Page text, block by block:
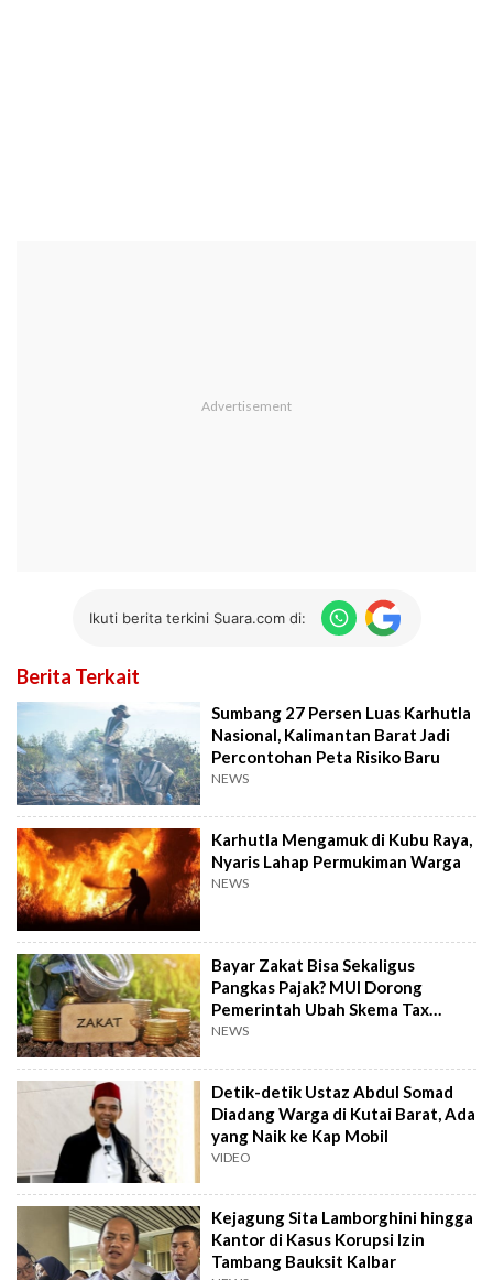
Ikuti berita terkini Suara.com di:
Berita Terkait
Sumbang 27 Persen Luas Karhutla
Nasional, Kalimantan Barat Jadi
Percontohan Peta Risiko Baru
NEWS
Karhutla Mengamuk di Kubu Raya,
Nyaris Lahap Permukiman Warga
NEWS
Bayar Zakat Bisa Sekaligus
Pangkas Pajak? MUI Dorong
Pemerintah Ubah Skema Tax
Credit
NEWS
Detik-detik Ustaz Abdul Somad
Diadang Warga di Kutai Barat, Ada
yang Naik ke Kap Mobil
VIDEO
Kejagung Sita Lamborghini hingga
Kantor di Kasus Korupsi Izin
Tambang Bauksit Kalbar